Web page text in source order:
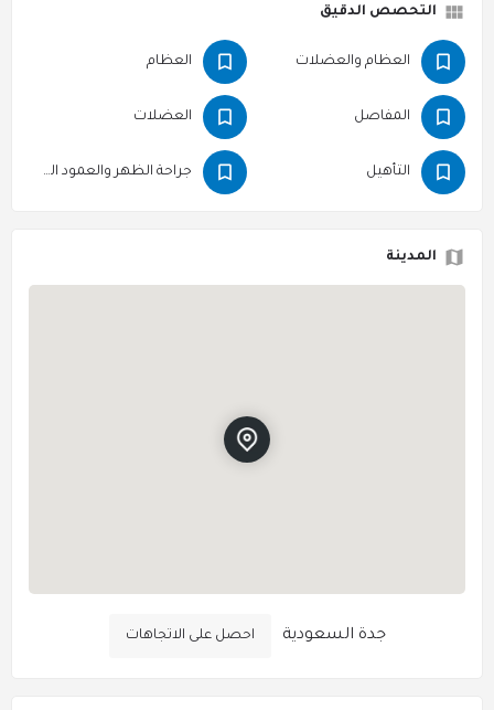
التحصص الدقيق
العظام والعضلات العظام
المفاصل العضلات
التأهيل جراحة الظهر والعمود الفقري
المدينة
جدة السعودية احصل على الاتجاهات